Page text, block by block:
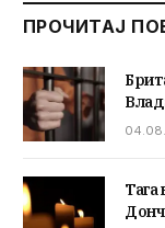
ПРОЧИТАЈ
Тага